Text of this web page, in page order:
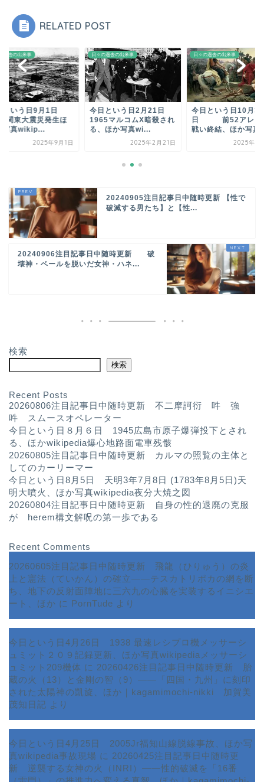
RELATED POST
過去の出来事
という日9月1日
関東大震災発生ほ
写真wikip...
2025年9月1日
日々の過去の出来事
今日という日2月21日
1965マルコムX暗殺され
る、ほか写真wi...
2025年2月21日
日々の過去の出来事
今日という日10月3
日 前52アレシ
戦い終結、ほか写真
2025年10
20240905注目記事日中随時更新 【性で
破滅する男たち】と【性...
20240906注目記事日中随時更新 破
壊神・ベールを脱いだ女神・ハネ...
検索
検索
Recent Posts
20260806注目記事日中随時更新 不二摩訶衍 吽 強
吽 スムースオペレーター
今日という日８月６日 1945広島市原子爆弾投下とされ
る、ほかwikipedia爆心地路面電車残骸
20260805注目記事日中随時更新 カルマの照覧の主体と
してのカーリーマー
今日という日8月5日 天明3年7月8日 (1783年8月5日)天
明大噴火、ほか写真wikipedia夜分大焼之図
20260804注目記事日中随時更新 自身の性的退廃の克服
が herem構文解呪の第一歩である
Recent Comments
20260605注目記事日中随時更新 飛龍（ひりゅう）の炎
上と憲法（ていかん）の確立――テスカトリポカの網を断
ち、地下の反射面陣地に三六九の心臓を実装するイニシエ
ート、ほか に PornTude より
今日という日4月26日 1938 最速レシプロ機メッサーシ
ュミット２０９記録更新、ほか写真wikipediaメッサーシ
ュミット209機体 に 20260426注目記事日中随時更新 胎
蔵の火（13）と金剛の智（9）――「四国・九州」に刻印
された太陽神の凱旋、ほか｜kagamimochi-nikki 加賀美
茂知日記 より
今日という日4月25日 2005Jr福知山線脱線事故、ほか写
真wikipedia事故現場 に 20260425注目記事日中随時更
新 逆襲する女神の火（INRI）――性的破滅を「16番
ホーム